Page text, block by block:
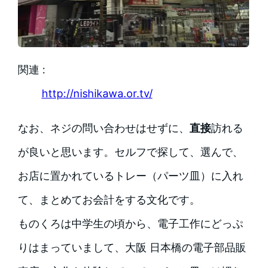
関連 :
http://nishikawa.or.tv/
なお、ネジの問い合わせはせずに、 直接訪れる
が良いと思います。セルフで探して、選んで、
お店に置かれているトレー（パーツ皿）に入れ
て、まとめてお会計をする文化です。
ものくろは中学生の頃から、電子工作にどっぷ
りはまっていまして、大阪 日本橋の電子部品販